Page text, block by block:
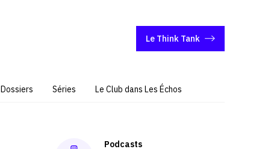
Le Think Tank
Dossiers Séries Le Club dans Les Échos
Podcasts